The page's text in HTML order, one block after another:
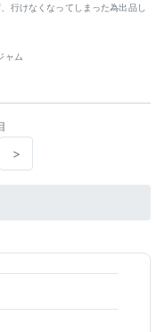
行けなくなってしまった為出品し
ャム
>